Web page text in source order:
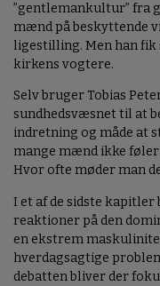
”gentlemankultur” fra
mænd på beskyttende
ligestilling. Men han
kirkens vogtere.
Selv bruger Tobias
sundhedsvæsnet til at
indretning og måde at
mange mænd ikke
Hvor ofte møder man
I et af de sidste
reaktioner på den
en ekstrem
hverdagsagtige
debatten bliver der